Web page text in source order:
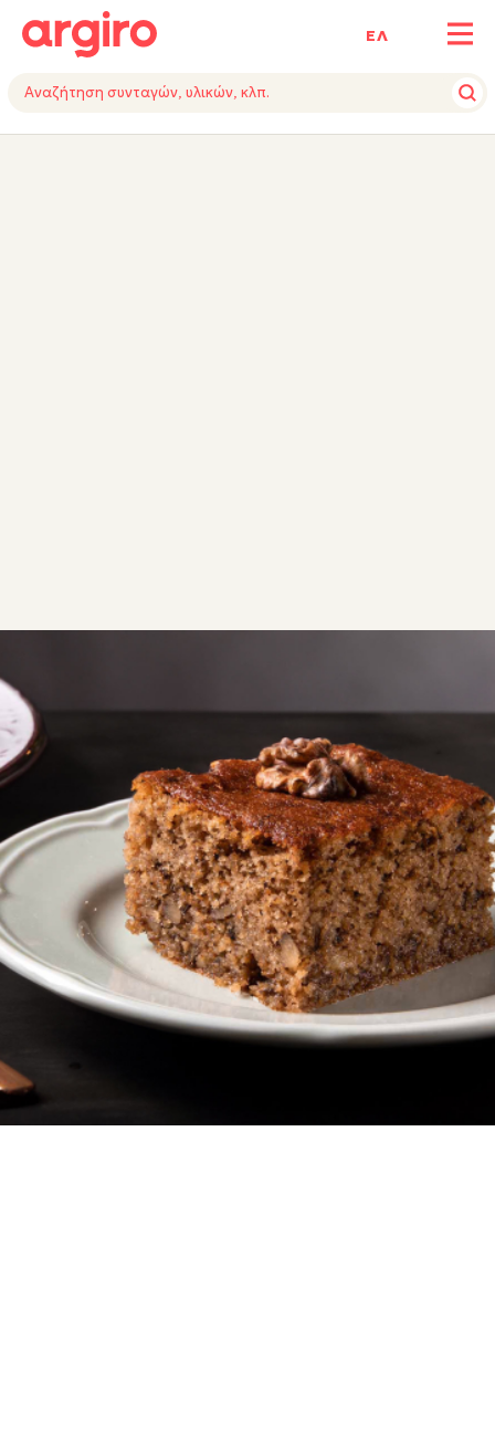
ΕΛ
ΥΛΙΚΑVIDEOΕΚΤΕΛΕΣΗΕΞΟΠΛΙΣΜΟΣ
Καρυδόπιτα
Εύκολη συνταγή για να φτιάξεις την πιο αφράτη και
σιροπιαστή καρυδόπιτα στο σπίτι.
Εύκολη 0:55
14 μερίδες 15 λεπτά 40 λεπτά